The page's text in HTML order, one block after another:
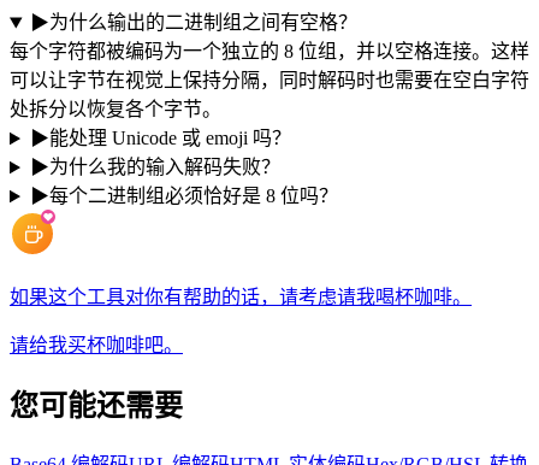
▶为什么输出的二进制组之间有空格？
每个字符都被编码为一个独立的 8 位组，并以空格连接。这样
可以让字节在视觉上保持分隔，同时解码时也需要在空白字符
处拆分以恢复各个字节。
▶能处理 Unicode 或 emoji 吗？
▶为什么我的输入解码失败？
▶每个二进制组必须恰好是 8 位吗？
如果这个工具对你有帮助的话，请考虑请我喝杯咖啡。
请给我买杯咖啡吧。
您可能还需要